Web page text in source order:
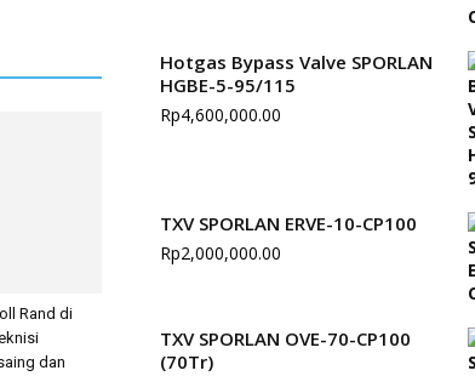
Rand di
dan
Hotgas Bypass Valve SPORLAN
HGBE-5-95/115
Rp4,600,000.00
TXV SPORLAN ERVE-10-CP100
Rp2,000,000.00
TXV SPORLAN OVE-70-CP100
(70Tr)